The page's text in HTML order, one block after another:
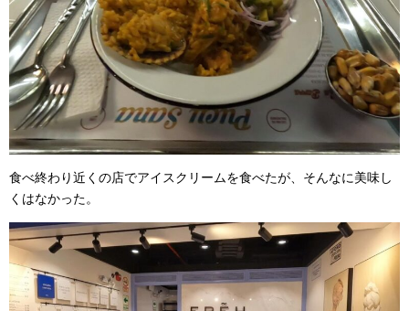
食べ終わり近くの店でアイスクリームを食べたが、そんなに美味し
くはなかった。